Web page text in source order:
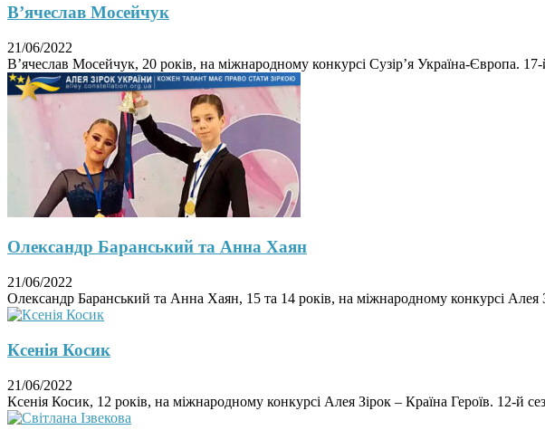
В’ячеслав Мосейчук
21/06/2022
В’ячеслав Мосейчук, 20 років, на міжнародному конкурсі Сузір’я Україна-Європа. 17-
Олександр Баранський та Анна Хаян
21/06/2022
Олександр Баранський та Анна Хаян, 15 та 14 років, на міжнародному конкурсі Алея
Ксенія Косик
21/06/2022
Ксенія Косик, 12 років, на міжнародному конкурсі Алея Зірок – Країна Героїв. 12-й